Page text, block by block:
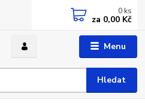
Menu
Hledat
0 ks
za 0,00 Kč